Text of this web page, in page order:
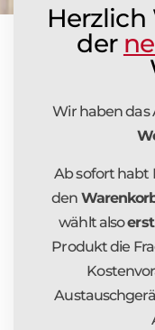
der
Wir haben
Ab sofort habt
den
wählt also
Produkt die